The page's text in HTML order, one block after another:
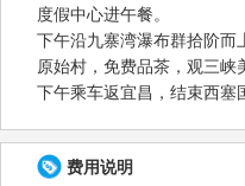
度假中心进午餐。
下午沿九寨湾瀑布群拾阶而
原始村，免费品茶，观三峡
下午乘车返宜昌，结束西塞
费用说明